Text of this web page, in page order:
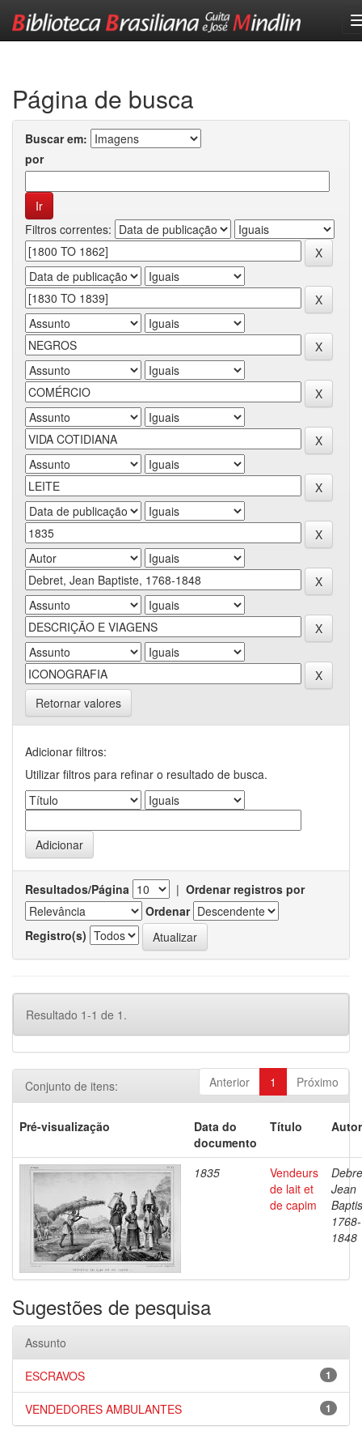
Página de busca
Buscar em:
por
Filtros correntes:
Retornar valores
Adicionar filtros:
Utilizar filtros para refinar o resultado de busca.
Resultados/Página | Ordenar registros por
Ordenar
Registro(s)
Resultado 1-1 de 1.
Anterior 1 Próximo
Conjunto de itens:
Pré-visualização
Data do
documento
Título
1835
Vendeurs
de lait et
de capim
Jean
1768-
1848
Sugestões de pesquisa
Assunto
1
ESCRAVOS
1
VENDEDORES AMBULANTES